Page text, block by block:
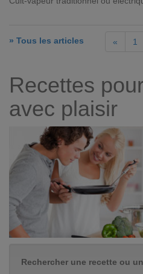
» Tous les articles « 1
Recettes
avec plaisir
Rechercher une recette ou